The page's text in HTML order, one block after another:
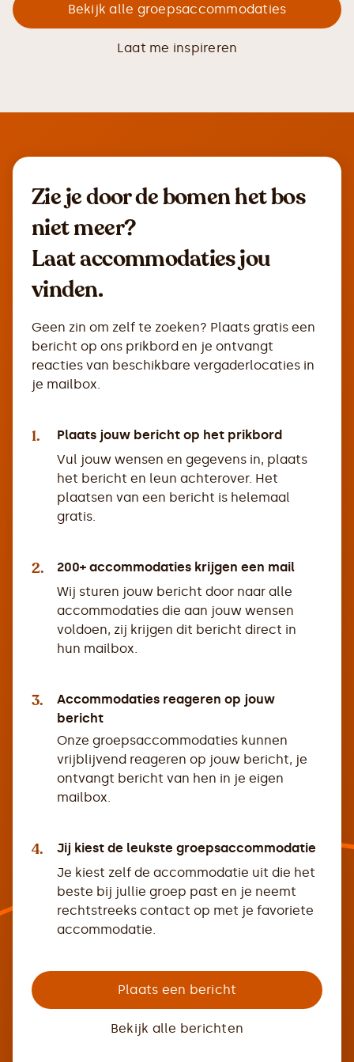
Bekijk alle groepsaccommodaties
Laat me inspireren
Zie je door de bomen het bos
niet meer?
Laat accommodaties jou
vinden.
Geen zin om zelf te zoeken? Plaats gratis een
bericht op ons prikbord en je ontvangt
reacties van beschikbare vergaderlocaties in
je mailbox.
1.
Plaats jouw bericht op het prikbord
Vul jouw wensen en gegevens in, plaats
het bericht en leun achterover. Het
plaatsen van een bericht is helemaal
gratis.
2.
200+ accommodaties krijgen een mail
Wij sturen jouw bericht door naar alle
accommodaties die aan jouw wensen
voldoen, zij krijgen dit bericht direct in
hun mailbox.
3.
Accommodaties reageren op jouw
bericht
Onze groepsaccommodaties kunnen
vrijblijvend reageren op jouw bericht, je
ontvangt bericht van hen in je eigen
mailbox.
4.
Jij kiest de leukste groepsaccommodatie
Je kiest zelf de accommodatie uit die het
beste bij jullie groep past en je neemt
rechtstreeks contact op met je favoriete
accommodatie.
Plaats een bericht
Bekijk alle berichten